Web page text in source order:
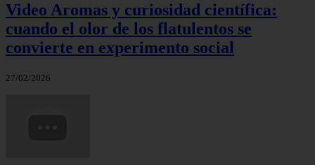
Video Aromas y curiosidad científica:
cuando el olor de los flatulentos se
convierte en experimento social
27/02/2026